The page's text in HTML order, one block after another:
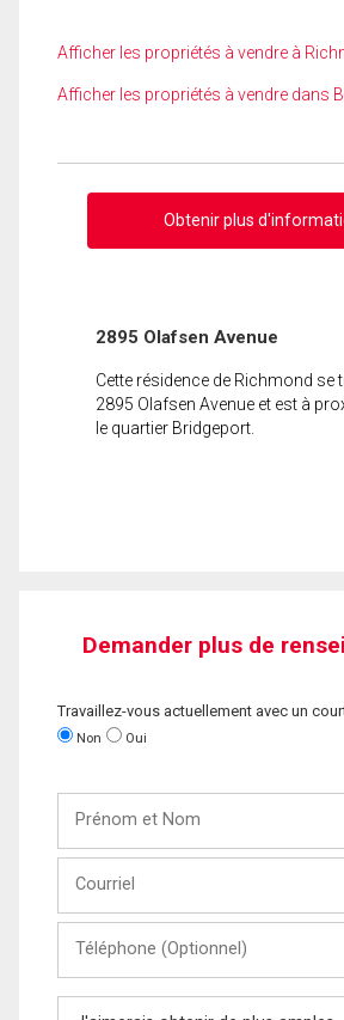
Afficher les propriétés à vendre à
Afficher les propriétés à vendre dans
Obtenir plus
2895 Olafsen Avenue
Cette résidence de Richmond se
2895 Olafsen Avenue et est à
le quartier Bridgeport.
Demander plus de
Travaillez-vous actuellement avec un
Non Oui
Nom
(Optionnel)
Message